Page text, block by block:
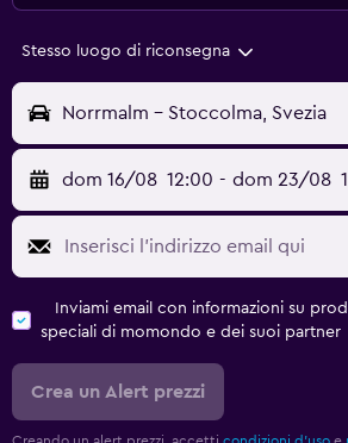
Stesso luogo di riconsegna
Norrmalm - Stoccolma, Svezia
dom 16/08 12:00 - dom 23/08
Inviami email con informazioni su
speciali di momondo e dei suoi partner
Crea un Alert prezzi